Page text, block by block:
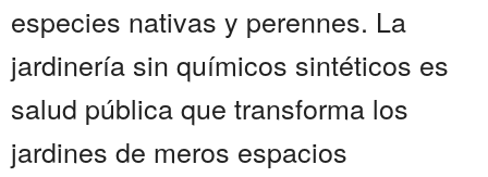
especies nativas y perennes. La
jardinería sin químicos sintéticos es
salud pública que transforma los
jardines de meros espacios